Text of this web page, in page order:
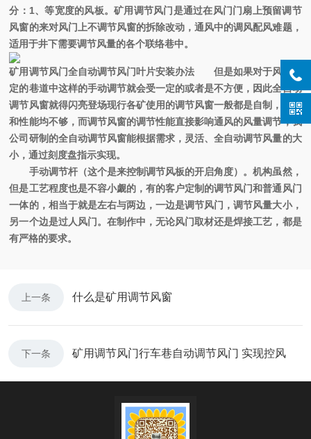
分：1、等宽度的风板。矿用调节风门是通过在风门门扇上预留调节
风窗的来对风门上不调节风窗的拆除改动，通风中的调风配风难题，
适用于井下需要调节风量的各个联络巷中。
矿用调节风门全自动调节风门叶片安装办法 但是如果对于风速不
定的巷道中这样的手动调节就会受一定的或者是不方便，因此全自动
调节风窗就得闪亮登场现行各矿使用的调节风窗一般都是自制，结构
和性能均不够，而调节风窗的调节性能直接影响通风的风量调节；我
公司研制的全自动调节风窗能根据需求，灵活、全自动调节风量的大
小，通过刻度盘指示实现。
手动调节杆（这个是来控制调节风板的开启角度）。机构虽然，
但是工艺程度也是不容小觑的，有的客户定制的调节风门和普通风门
一体的，相当于就是左右与两边，一边是调节风门，调节风量大小，
另一个边是过人风门。在制作中，无论风门取材还是焊接工艺，都是
有严格的要求。
上一条 什么是矿用调节风窗
下一条 矿用调节风门行车巷自动调节风门 实现控风